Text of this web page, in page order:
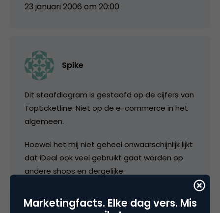
23 januari 2006 om 20:00
Spike
Dit staafdiagram is gestaafd op de cijfers van
Topticketline. Niet op de e-commerce in het
algemeen.
Hoewel het mij niet geheel onwaarschijnlijk lijkt
dat iDeal ook veel gebruikt gaat worden op
andere shops en dergelijke.
23 januari 2006 om 20:16
Marketingfacts. Elke dag vers. Mis